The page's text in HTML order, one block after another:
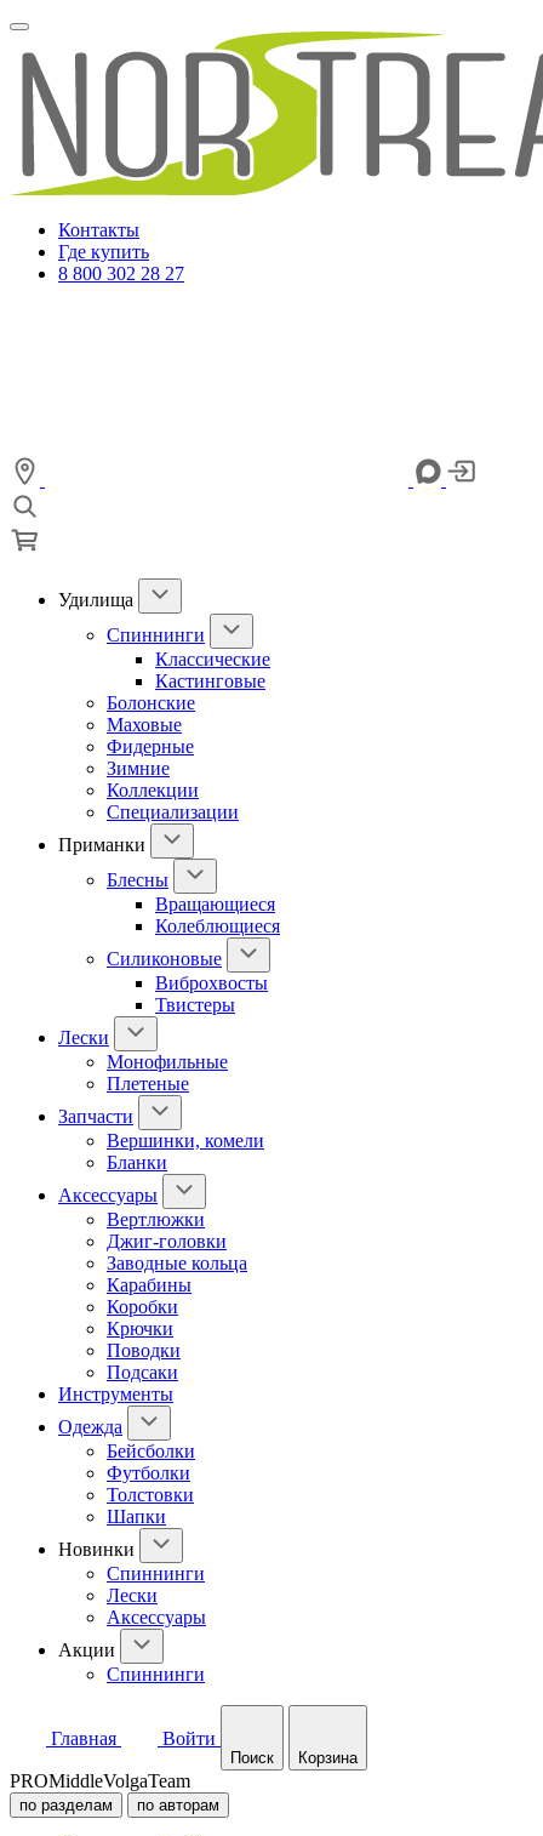
Контакты
Где купить
8 800 302 28 27
Удилища
Спиннинги
Классические
Кастинговые
Болонские
Маховые
Фидерные
Зимние
Коллекции
Специализации
Приманки
Блесны
Вращающиеся
Колеблющиеся
Силиконовые
Виброхвосты
Твистеры
Лески
Монофильные
Плетеные
Запчасти
Вершинки, комели
Бланки
Аксессуары
Вертлюжки
Джиг-головки
Заводные кольца
Карабины
Коробки
Крючки
Поводки
Подсаки
Инструменты
Одежда
Бейсболки
Футболки
Толстовки
Шапки
Новинки
Спиннинги
Лески
Аксессуары
Акции
Спиннинги
Главная Войти
Поиск Корзина
PROMiddleVolgaTeam
по разделам по авторам